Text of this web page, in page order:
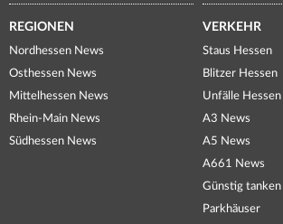
REGIONEN
Nordhessen News
Osthessen News
Mittelhessen News
Rhein-Main News
Südhessen News
VERKEHR
Staus Hessen
Blitzer Hessen
Unfälle Hessen
A3 News
A5 News
A661 News
Günstig tanken
Parkhäuser